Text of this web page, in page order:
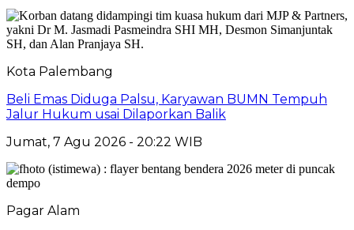
Kota Palembang
Beli Emas Diduga Palsu, Karyawan BUMN Tempuh
Jalur Hukum usai Dilaporkan Balik
Jumat, 7 Agu 2026 - 20:22 WIB
Pagar Alam